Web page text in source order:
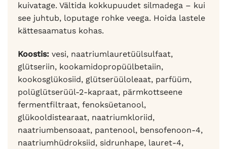
kuivatage. Vältida kokkupuudet silmadega – kui
see juhtub, loputage rohke veega. Hoida lastele
kättesaamatus kohas.
Koostis: vesi, naatriumlauretüülsulfaat,
glütseriin, kookamidopropüülbetaiin,
kookosglükosiid, glütserüüloleaat, parfüüm,
polüglütserüül-2-kapraat, pärmkottseene
fermentfiltraat, fenoksüetanool,
glükooldistearaat, naatriumkloriid,
naatriumbensoaat, pantenool, bensofenoon-4,
naatriumhüdroksiid, sidrunhape, lauret-4,